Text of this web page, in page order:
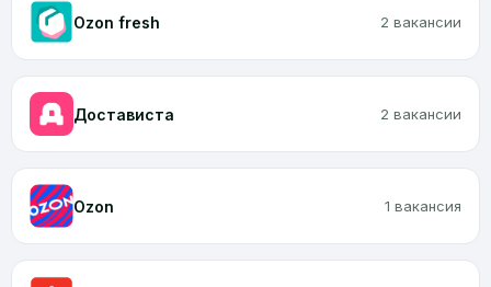
Ozon fresh 2 вакансии
Достависта 2 вакансии
Ozon 1 вакансия